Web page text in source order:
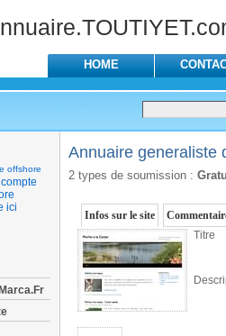
HOME
offshore
ici
Annuaire generaliste
2 types de soumission :
Infos sur le site
Titre